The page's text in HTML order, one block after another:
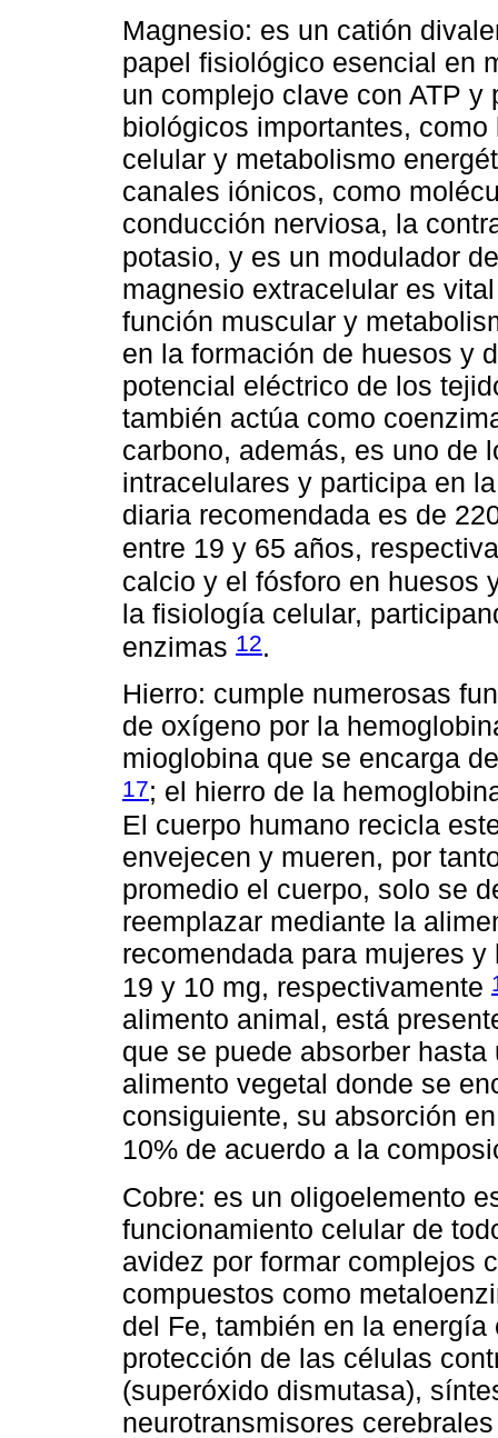
Magnesio: es un catión
papel fisiológico esencial en
un complejo clave con ATP
biológicos importantes,
celular y metabolismo
canales iónicos, como
conducción nerviosa, la
potasio, y es un modulador
magnesio extracelular es
función muscular y
en la formación de huesos y
potencial eléctrico de los
también actúa como
carbono, además, es uno de
intracelulares y participa en
diaria recomendada es de
entre 19 y 65 años,
calcio y el fósforo en huesos
la fisiología celular,
enzimas 12.
Hierro: cumple numerosas
de oxígeno por la
mioglobina que se encarga
17; el hierro de la
El cuerpo humano recicla
envejecen y mueren, por
promedio el cuerpo, solo se
reemplazar mediante la
recomendada para mujeres
19 y 10 mg, respectivamente
alimento animal, está
que se puede absorber
alimento vegetal donde se
consiguiente, su absorción
10% de acuerdo a la
Cobre: es un oligoelemento
funcionamiento celular de
avidez por formar complejos
compuestos como
del Fe, también en la
protección de las células
(superóxido dismutasa),
neurotransmisores